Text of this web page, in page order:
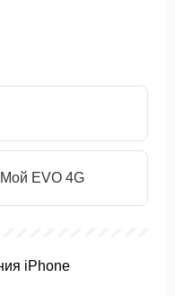
EVO 4G
iPhone